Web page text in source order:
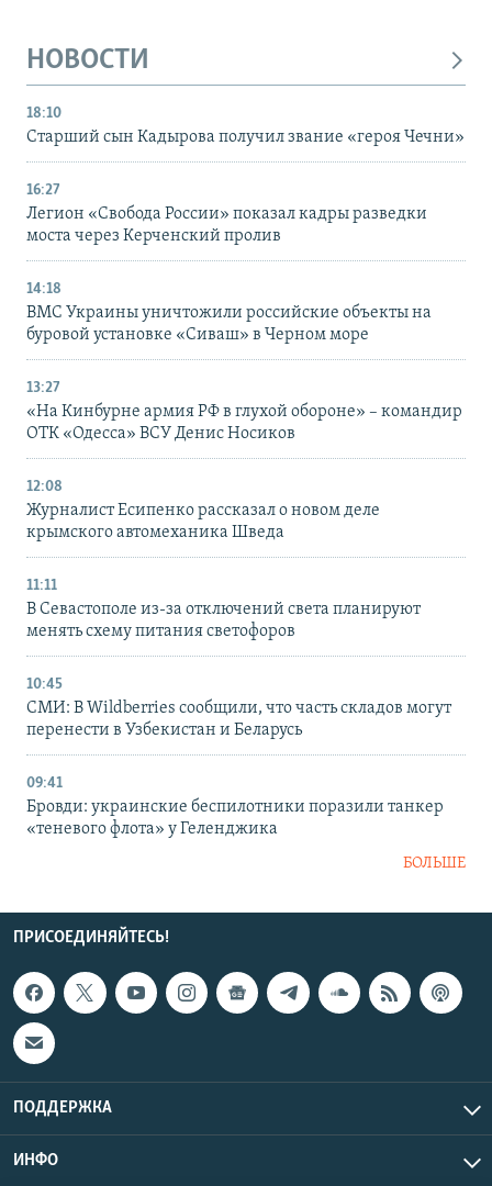
НОВОСТИ
18:10
Старший сын Кадырова получил звание «героя Чечни»
16:27
Легион «Свобода России» показал кадры разведки
моста через Керченский пролив
14:18
ВМС Украины уничтожили российские объекты на
буровой установке «Сиваш» в Черном море
13:27
«На Кинбурне армия РФ в глухой обороне» – командир
ОТК «Одесса» ВСУ Денис Носиков
12:08
Журналист Есипенко рассказал о новом деле
крымского автомеханика Шведа
11:11
В Севастополе из-за отключений света планируют
менять схему питания светофоров
10:45
СМИ: В Wildberries сообщили, что часть складов могут
перенести в Узбекистан и Беларусь
09:41
Бровди: украинские беспилотники поразили танкер
«теневого флота» у Геленджика
БОЛЬШЕ
ПРИСОЕДИНЯЙТЕСЬ!
ПОДДЕРЖКА
ИНФО